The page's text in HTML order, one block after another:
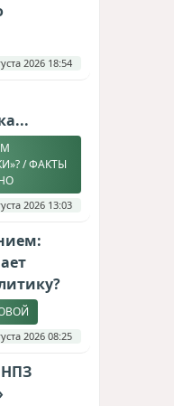
2026 18:54
/ ФАКТЫ
2026 13:03
2026 08:25
НПЗ